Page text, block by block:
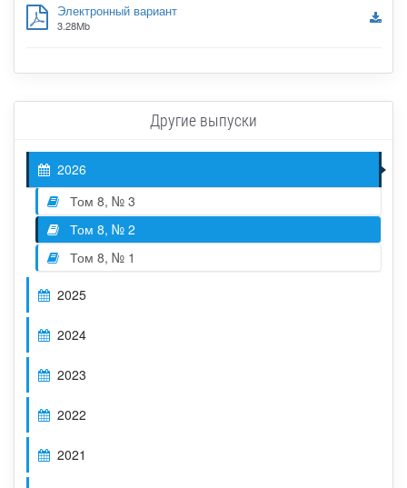
Электронный вариант
3.28Mb
Другие выпуски
2026
Том 8, № 3
Том 8, № 2
Том 8, № 1
2025
2024
2023
2022
2021